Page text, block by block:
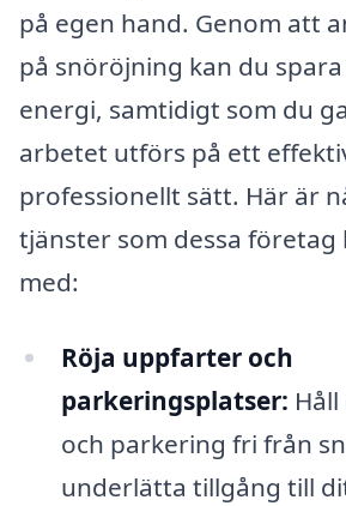
på egen hand. Genom att
på snöröjning kan du
energi, samtidigt som du
arbetet utförs på ett
professionellt sätt. Här är
tjänster som dessa företag
med:
Röja uppfarter och
parkeringsplatser:
och parkering fri från
underlätta tillgång till